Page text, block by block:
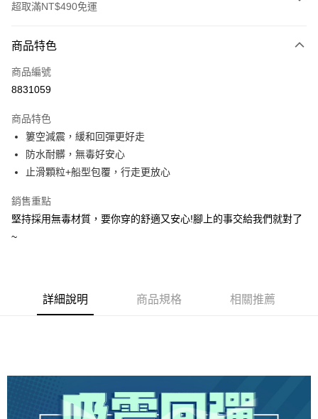
超取滿NT$490免運
信用卡一次付款
超商取貨付款
Apple Pay
街口支付
Google Pay
AFTEE先享後付
便利好安心！
１．於結帳方式選擇「AFTEE先享後付」後，將跳轉至「AFTEE先享後付」
２．訂單成立數日內，您將收到繳費通知簡訊。
３．收到繳費通知簡訊後14天內，點擊此簡訊中的連結，可透過四大超商／
運送方式
每筆NT$80，滿NT$490(含以上)免運費
商品特色
商品編號
8831059
商品特色
簍空減震，緩和回彈更好走
防水耐髒，無毒好安心
止滑顆粒+船型包覆，行走更放心
銷售重點
堅持採用無毒材質，要你穿的舒適又安心!腳上的事交給我們就對了
~
詳細說明 商品規格 相關推薦